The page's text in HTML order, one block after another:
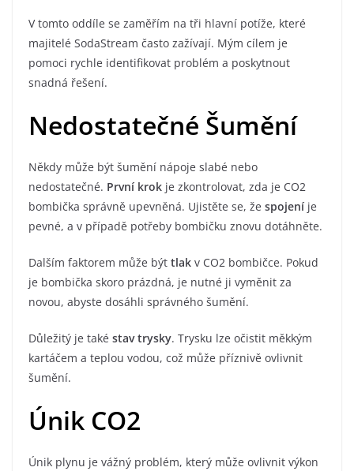
V tomto oddíle se zaměřím na tři hlavní potíže, které
majitelé SodaStream často zažívají. Mým cílem je
pomoci rychle identifikovat problém a poskytnout
snadná řešení.
Nedostatečné Šumění
Někdy může být šumění nápoje slabé nebo
nedostatečné. První krok je zkontrolovat, zda je CO2
bombička správně upevněná. Ujistěte se, že spojení je
pevné, a v případě potřeby bombičku znovu dotáhněte.
Dalším faktorem může být tlak v CO2 bombičce. Pokud
je bombička skoro prázdná, je nutné ji vyměnit za
novou, abyste dosáhli správného šumění.
Důležitý je také stav trysky. Trysku lze očistit měkkým
kartáčem a teplou vodou, což může příznivě ovlivnit
šumění.
Únik CO2
Únik plynu je vážný problém, který může ovlivnit výkon